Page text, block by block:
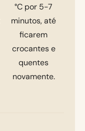
°C por 5-7
minutos, até
ficarem
crocantes e
quentes
novamente.